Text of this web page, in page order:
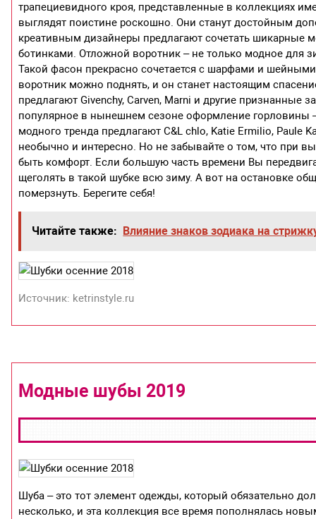
трапециевидного кроя, представленные в коллекциях
выглядят поистине роскошно. Они станут достойным
креативным дизайнеры предлагают сочетать
ботинками. Отложной воротник – не только модное для
Такой фасон прекрасно сочетается с шарфами и
воротник можно поднять, и он станет настоящим
предлагают Givenchy, Carven, Marni и другие
популярное в нынешнем сезоне оформление горловины
модного тренда предлагают C&L chlo, Katie Ermilio, Paule
необычно и интересно. Но не забывайте о том, что при
быть комфорт. Если большую часть времени Вы
щеголять в такой шубке всю зиму. А вот на остановке
померзнуть. Берегите себя!
Читайте также: Влияние знаков зодиака на
Источник: ketrinstyle.ru
Модные шубы 2019
Шуба – это тот элемент одежды, который обязательно
несколько, и эта коллекция все время пополнялась